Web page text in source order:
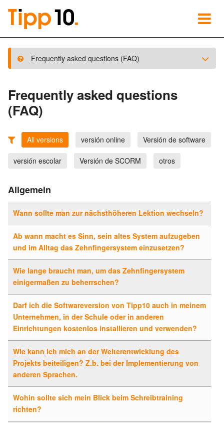
Frequently asked questions (FAQ)
Frequently asked questions
(FAQ)
All versions versión online Versión de software
versión escolar Versión de SCORM otros
Allgemein
Wann sollte man zur nächsthöheren Lektion wechseln?
Ab wann macht es Sinn, sein altes System aufzugeben
und im Alltag das Zehnfingersystem einzusetzen?
Wie lange braucht man, um das Zehnfingersystem
einigermaßen zu beherrschen?
Darf ich die Softwareversion von Tipp10 auch in meinem
Unternehmen, in der Schule oder in anderen
Einrichtungen kostenlos installieren und verwenden?
Wie kann ich mich an der Weiterentwicklung des
Projekts beiteiligen? Z.b. bei der Implementierung von
anderen Sprachen.
Wohin sollte sich mein Blick beim Schreibtraining
richten?